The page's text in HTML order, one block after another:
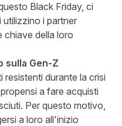
Black Friday, ci
i partner
della loro
sulla Gen-Z
durante la crisi
a fare acquisti
Per questo motivo,
a loro all'inizio